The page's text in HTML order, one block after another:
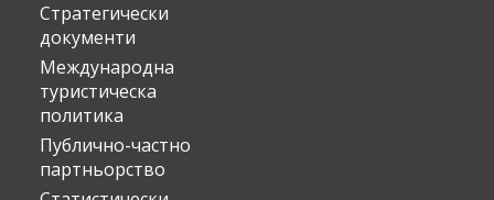
Стратегически
документи
Международна
туристическа
политика
Публично-частно
партньорство